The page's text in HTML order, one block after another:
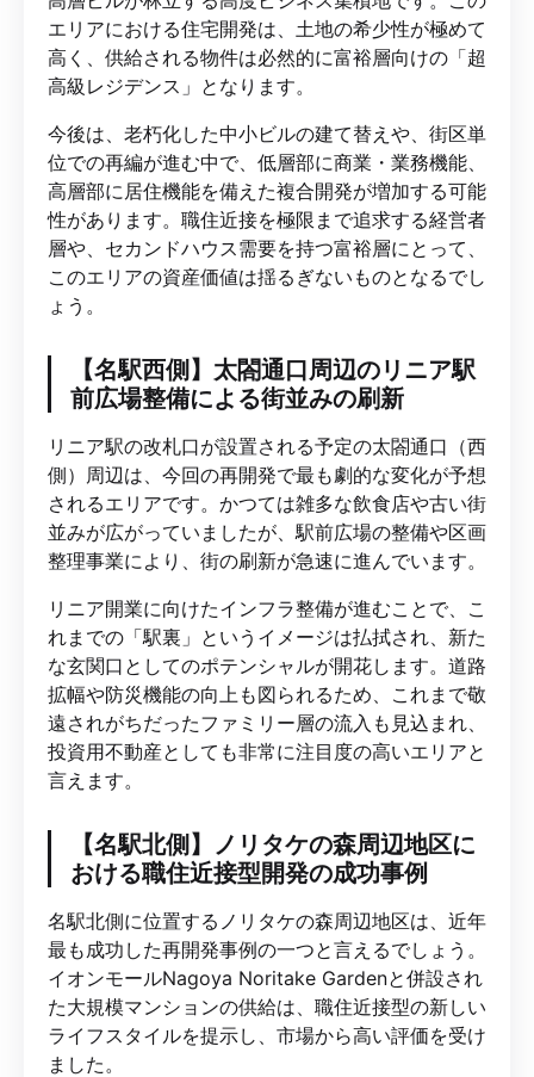
エリアにおける住宅開発は、土地の希少性が極めて
高く、供給される物件は必然的に富裕層向けの「超
高級レジデンス」となります。
今後は、老朽化した中小ビルの建て替えや、街区単
位での再編が進む中で、低層部に商業・業務機能、
高層部に居住機能を備えた複合開発が増加する可能
性があります。職住近接を極限まで追求する経営者
層や、セカンドハウス需要を持つ富裕層にとって、
このエリアの資産価値は揺るぎないものとなるでし
ょう。
【名駅西側】太閤通口周辺のリニア駅
前広場整備による街並みの刷新
リニア駅の改札口が設置される予定の太閤通口（西
側）周辺は、今回の再開発で最も劇的な変化が予想
されるエリアです。かつては雑多な飲食店や古い街
並みが広がっていましたが、駅前広場の整備や区画
整理事業により、街の刷新が急速に進んでいます。
リニア開業に向けたインフラ整備が進むことで、こ
れまでの「駅裏」というイメージは払拭され、新た
な玄関口としてのポテンシャルが開花します。道路
拡幅や防災機能の向上も図られるため、これまで敬
遠されがちだったファミリー層の流入も見込まれ、
投資用不動産としても非常に注目度の高いエリアと
言えます。
【名駅北側】ノリタケの森周辺地区に
おける職住近接型開発の成功事例
名駅北側に位置するノリタケの森周辺地区は、近年
最も成功した再開発事例の一つと言えるでしょう。
イオンモールNagoya Noritake Gardenと併設され
た大規模マンションの供給は、職住近接型の新しい
ライフスタイルを提示し、市場から高い評価を受け
ました。